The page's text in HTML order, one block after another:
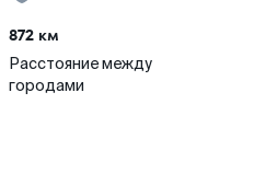
872 км
Расстояние между
городами